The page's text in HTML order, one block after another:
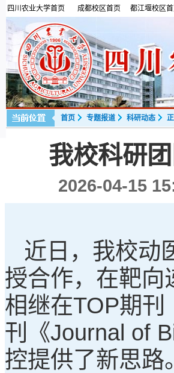
四川农业大学首页 成都校区首页 都江堰校区
首页 专题报道 科研动态
我校科研
2026-04-15
近日，我校动
授合作，在靶向
相继在TOP期
刊《Journal of
控提供了新思路。